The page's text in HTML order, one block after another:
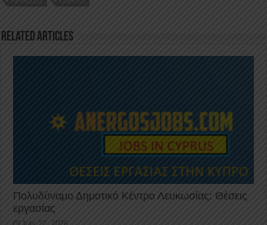
k
Related Articles
Πολυδύναμο Δημοτικό Κέντρο Λευκωσίας: Θέσεις
εργασίας